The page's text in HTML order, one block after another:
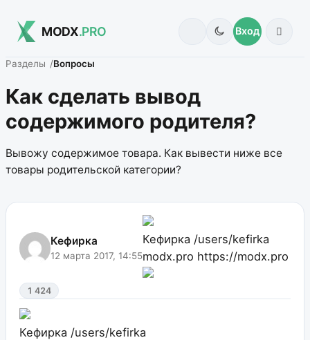
MODX.PRO Вход
Разделы Вопросы
Как сделать вывод
содержимого родителя?
Вывожу содержимое товара. Как вывести ниже все
товары родительской категории?
Кефирка
12 марта 2017, 14:55
Кефирка /users/kefirka
modx.pro https://modx.pro
1 424
Кефирка /users/kefirka